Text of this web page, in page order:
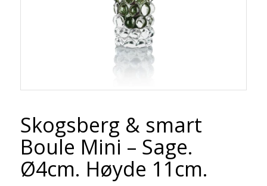
Skogsberg & smart
Boule Mini – Sage.
Ø4cm. Høyde 11cm.